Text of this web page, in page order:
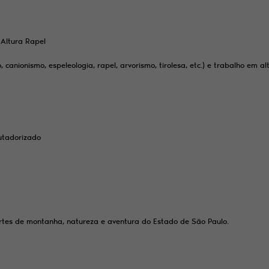
Rapel
espeleologia, rapel, arvorismo, tirolesa, etc.) e trabalho em
de montanha, natureza e aventura do Estado de São Paulo.